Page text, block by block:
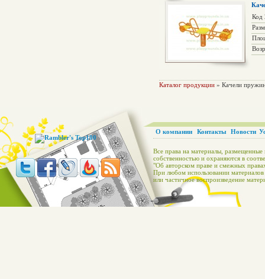
Код
Каталог продукции » Качели
О компании Контакты Новости
Все права на материалы, размещенные
собственностью и охраняются в
"Об авторском праве и смежных
При любом использовании
или частичное воспроизведение